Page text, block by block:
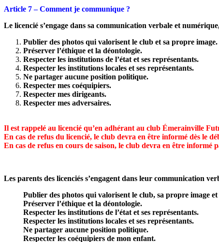
Article 7 – Comment je communique ?
Le licencié s’engage dans sa communication verbale et
Publier des photos qui valorisent le club et sa propre image.
Préserver l’éthique et la déontologie.
Respecter les institutions de l’état et ses représentants.
Respecter les institutions locales et ses représentants.
Ne partager aucune position politique.
Respecter mes coéquipiers.
Respecter mes dirigeants.
Respecter mes adversaires.
Il est rappelé au licencié qu’en adhérant au club Émerainville
En cas de refus du licencié, le club devra en être informé dès le
En cas de refus en cours de saison, le club devra en être informé
Les parents des licenciés s’engagent dans leur communication
Publier des photos qui valorisent le club, sa propre image
Préserver l’éthique et la déontologie.
Respecter les institutions de l’état et ses représentants.
Respecter les institutions locales et ses représentants.
Ne partager aucune position politique.
Respecter les coéquipiers de mon enfant.